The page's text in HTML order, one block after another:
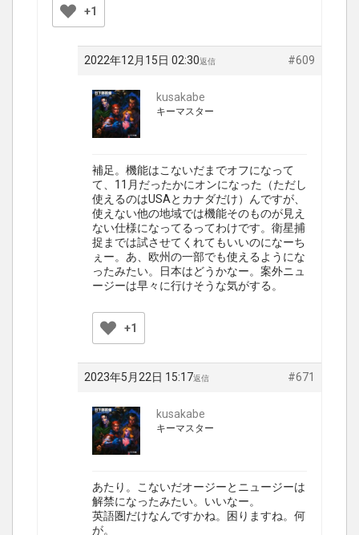
+1
2022年12月15日 02:30 #609
返信
kusakabe
キーマスター
補足。機能はこないだまでオフになって
て、11月だったかにオンになった（ただし
使えるのはUSAとカナダだけ）んですが、
使えない他の地域では機能そのものが見え
ない仕様になってるってわけです。衛星捕
捉までは試させてくれてもいいのになーち
ぇー。あ、欧州の一部でも使えるようにな
ったみたい。日本はどうかなー。案外ニュ
ージーは早々に行けそうな気がする。
+1
2023年5月22日 15:17 #671
返信
kusakabe
キーマスター
あたり。こないだオージーとニュージーは
解禁になったみたい。いいなー。
英語圏だけなんですかね。困りますね。何
が。